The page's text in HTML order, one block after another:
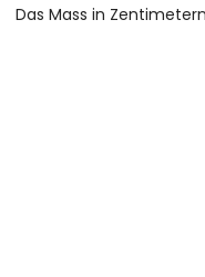
Das Mass in